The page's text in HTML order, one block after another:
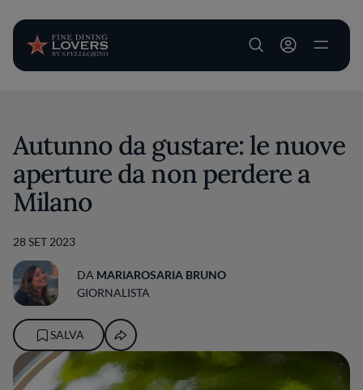
User account
Autunno da gustare: le nuove
aperture da non perdere a
Milano
28 SET 2023
DA MARIAROSARIA BRUNO
GIORNALISTA
SALVA